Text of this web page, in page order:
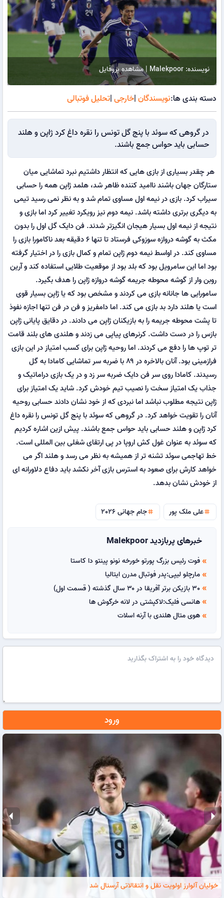
نویسنده: Malekpoor | مشاهده پروفایل
دسته بندی ها:نویسندگان |خارجی |تحلیل فوتبالی
در گروهی که سوئد با پنج گل تونس را نقره داغ کرد ژاپن و هلند
حسابی باید حواس جمع باشند.
هر چقدر بسیاری از بازی هایی که انتظار داشتیم نبرد تماشایی میان
ستارگان جهان باشند ناامید کننده ظاهر شد، هلمد ژاپن همه را حسابی
سیراب کرد. بازی در نیمه اول مساوی تمام شد و به نظر نمی رسید تیمی
به دیگری برتری داشته باشد. نیمه دوم نیز رویکرد تغییر کرد اما بازی و
نتیجه از نیمه اول بسیار هیجان انگیزتر شدند. فن دایک گل اول را بدون
مکث به گوشه دروازه سوزوکی فرستاد تا تنها ۶ دقیقه بعد ناکامورا بازی را
مساوی کند. در اواسط نیمه دوم ژاپن تمام و کمال بازی را در اختیار گرفته
بود اما این سامرویل بود که بلد بود از موقعیت طلایی استفاده کند و آرین
روبن وار از گوشه محوطه جریمه گوشه دروازه ژاپن را هدف بگیرد.
سامورایی ها جانانه بازی می کردند و مشخص بود که یا ژاپن بسیار قوی
است یا هلند دارد بد بازی می کند. اما دامفریز و فن در فن تنها اجازه نفوذ
تا پشت محوطه جریمه را به بازیکنان ژاپن می دادند. در دقایق پایانی ژاپن
بازس را در دست داشت. کرنرهای پیاپی می زدند و هلندی های بلند قامت
تر توپ ها را دفع می کردند. اما روحیه ژاپن برای کسب امتیاز در این بازی
فرازمینی بود. آنان بالاخره در ۸۹ با ضربه سر تماشایی کامادا به گل
رسیدند. کامادا روی سر فن دایک ضربه سر زد و در یک بازی دراماتیک و
جذاب یک امتیاز سخت را نصیب تیم خودش کرد. شاید یک امتیاز برای
ژاپن نتیجه مطلوب نباشد اما نبردی که از خود نشان دادند حسابی روحیه
آنان را تقویت خواهد کرد. در گروهی که سوئد با پنج گل تونس را نقره داغ
کرد ژاپن و هلند حسابی باید حواس جمع باشند. پیش ازین اشاره کردیم
که سوئد به عنوان غول کش اروپا در پی ارتقای شغلی بین المللی است.
خط تهاجمی سوئد تشنه تر از همیشه به نظر می رسد و هلند اگر می
خواهد کارش برای صعود به استرس بازی آخر نکشد باید دفاع دلاورانه ای
از خودش نشان بدهد.
tagعلی ملک پور tagجام جهانی 2026
خبرهای پربازدید Malekpoor
double_arrow فوت رئیس بزرگ پورتو خورخه نونو پینتو دا کاستا
double_arrow مارچلو لیپی:پدر فوتبال مدرن ایتالیا
double_arrow 30 بازیکن برتر آفریقا در ۳۰ سال گذشته ( قسمت اول)
double_arrow هانسی فلیک:لاکپشتی در لانه خرگوش ها
double_arrow هوی متال هلندی با آرنه اسلات
ورود
خولیان آلوارز اولویت نقل و انتقالاتی آرسنال شد
arrow_right
arrow_left